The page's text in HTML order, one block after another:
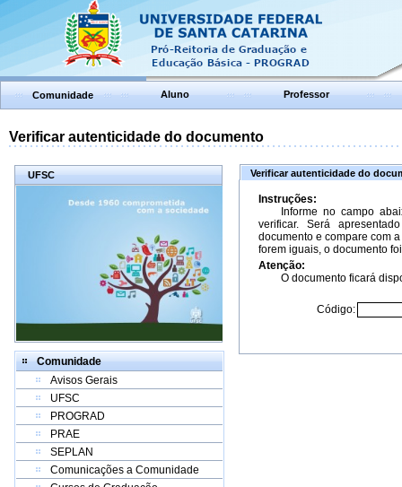
Comunidade Aluno Professor
Verificar autenticidade do documento
UFSC
Comunidade
Avisos Gerais
UFSC
PROGRAD
PRAE
SEPLAN
Comunicações a Comunidade
Verificar autenticidade do
Instruções:
Informe no campo
verificar. Será
documento e compare com
forem iguais, o documento
Atenção:
O documento ficará
Código: